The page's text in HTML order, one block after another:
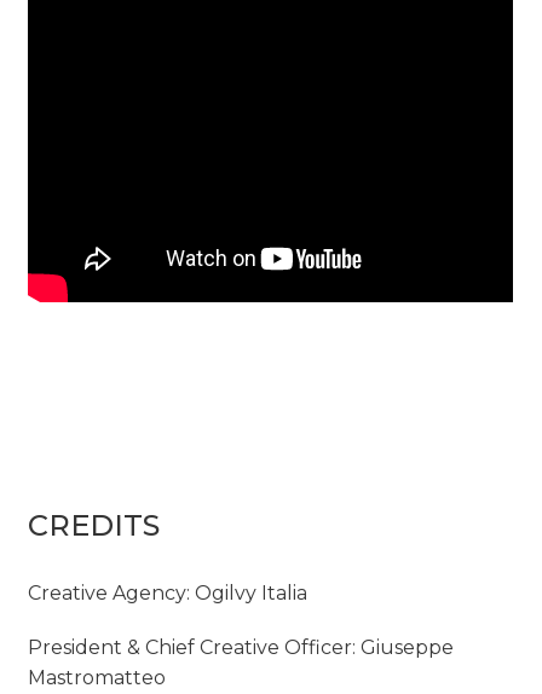
CREDITS
Creative Agency: Ogilvy Italia
President & Chief Creative Officer: Giuseppe
Mastromatteo